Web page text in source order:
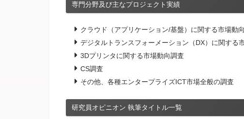
専門分野及び主なプロジェクト実績
クラウド（アプリケーション/基盤）に関する市場動
デジタルトランスフォーメーション（DX）に関する
3Dプリンタに関する市場動向調査
CS調査
その他、各種エンタープライズICT市場全般の調査
研究員オピニオン 執筆タイトル一覧